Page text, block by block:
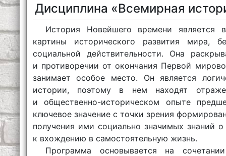
Дисциплина «Всемирная
История Новейшего времени
картины исторического развития мира,
социальной действительности. Она
и противоречии от окончания Первой
занимает особое место. Он является
истории, поэтому в нем находят
и общественно-историческом опыте
ключевое значение с точки зрения
получения ими социально значимых знаний
к вхождению в самостоятельную жизнь.
Программа основывается на сочетании